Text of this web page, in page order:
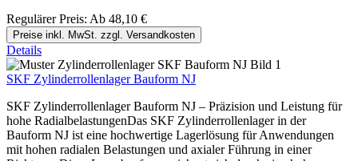
Regulärer Preis: Ab 48,10 €
Preise inkl. MwSt. zzgl. Versandkosten
Details
SKF Zylinderrollenlager Bauform NJ
SKF Zylinderrollenlager Bauform NJ – Präzision und Leistung für
hohe RadialbelastungenDas SKF Zylinderrollenlager in der
Bauform NJ ist eine hochwertige Lagerlösung für Anwendungen
mit hohen radialen Belastungen und axialer Führung in einer